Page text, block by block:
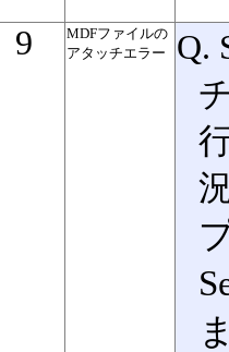
9
MDFファイルの
アタッチエラー
Q.